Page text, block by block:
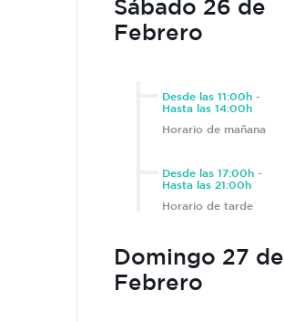
Sábado 26 de
Febrero
Desde las 11:00h -
Hasta las 14:00h
Horario de mañana
Desde las 17:00h -
Hasta las 21:00h
Horario de tarde
Domingo 27 de
Febrero